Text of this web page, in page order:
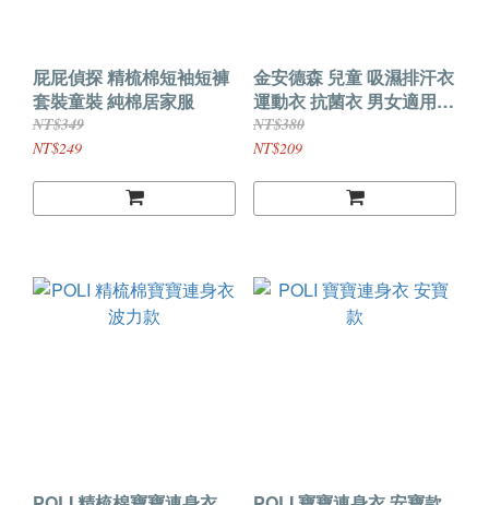
屁屁偵探 精梳棉短袖短褲
套裝童裝 純棉居家服
NT$349
NT$249
金安德森 兒童 吸濕排汗衣
運動衣 抗菌衣 男女適用
KA50 正版授權
NT$380
NT$209